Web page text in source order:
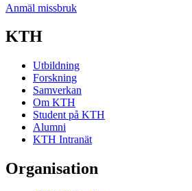
Anmäl missbruk
KTH
Utbildning
Forskning
Samverkan
Om KTH
Student på KTH
Alumni
KTH Intranät
Organisation